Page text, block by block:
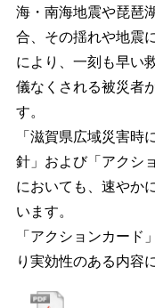
海・南海地震や琵琶
合、その揺れや地震
により、一刻も早い
儀なくされる被災者
す。
「滋賀県広域災害時
針」および「アクシ
においても、速やか
います。
「アクションカード
り実効性のある内容